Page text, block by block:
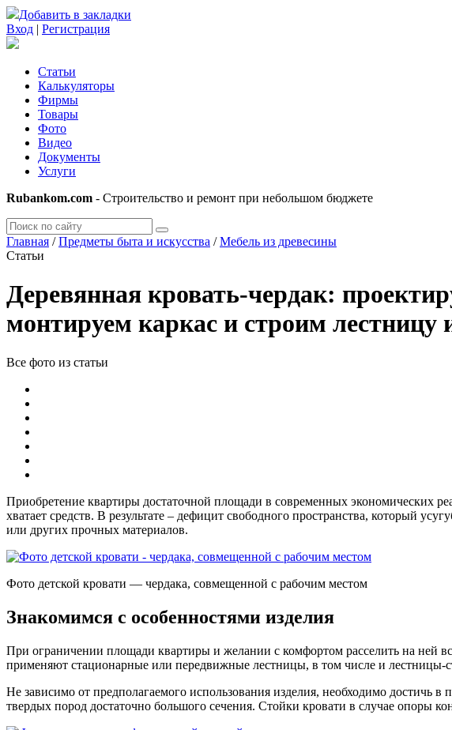
Добавить в закладки
Вход | Регистрация
Статьи
Калькуляторы
Фирмы
Товары
Фото
Видео
Документы
Услуги
Rubankom.com - Строительство и ремонт при небольшом бюджете
Главная /Предметы быта и искусства /Мебель из древесины
Статьи
Деревянная кровать-чердак:
монтируем каркас и строим лестницу
Все фото из статьи
Приобретение квартиры достаточной площади в современных экономических
хватает средств. В результате – дефицит свободного пространства, который
или других прочных материалов.
Фото детской кровати — чердака, совмещенной с рабочим местом
Знакомимся с особенностями изделия
При ограничении площади квартиры и желании с комфортом расселить на ней
применяют стационарные или передвижные лестницы, в том числе и лестницы-
Не зависимо от предполагаемого использования изделия, необходимо достичь
твердых пород достаточно большого сечения. Стойки кровати в случае опоры